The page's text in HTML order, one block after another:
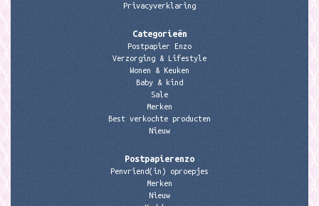
Privacyverklaring
Categorieën
Postpapier Enzo
Verzorging & Lifestyle
Wonen & Keuken
Baby & kind
Sale
Merken
Best verkochte producten
Nieuw
Postpapierenzo
Penvriend(in) oproepjes
Merken
Nieuw